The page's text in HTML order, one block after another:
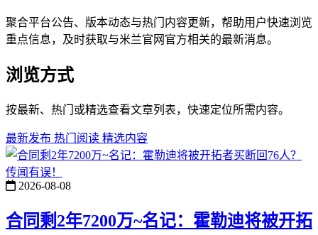
聚合平台公告、版本动态与热门内容更新，帮助用户快速浏览
重点信息，及时获取与米兰官网官方相关的最新消息。
浏览方式
按最新、热门或精选查看文章列表，快速定位所需内容。
最新发布 热门阅读 精选内容
2026-08-08
合同剩2年7200万~名记：霍勒迪将被开拓